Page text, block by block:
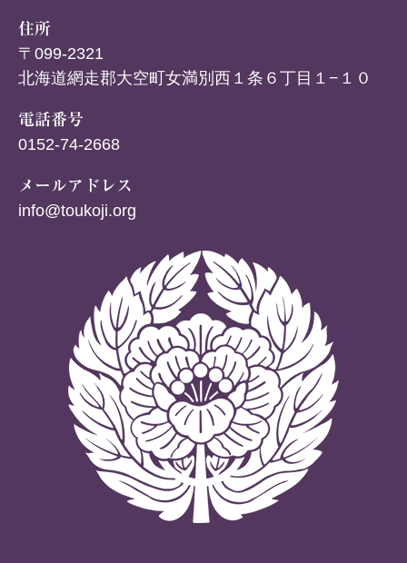
住所
〒099-2321
北海道網走郡大空町女満別西１条６丁目１−１０
電話番号
0152-74-2668
メールアドレス
info@toukoji.org